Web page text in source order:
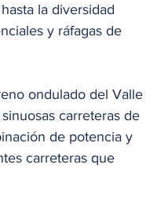
la diversidad
y ráfagas de
ondulado del Valle
carreteras de
de potencia y
carreteras que